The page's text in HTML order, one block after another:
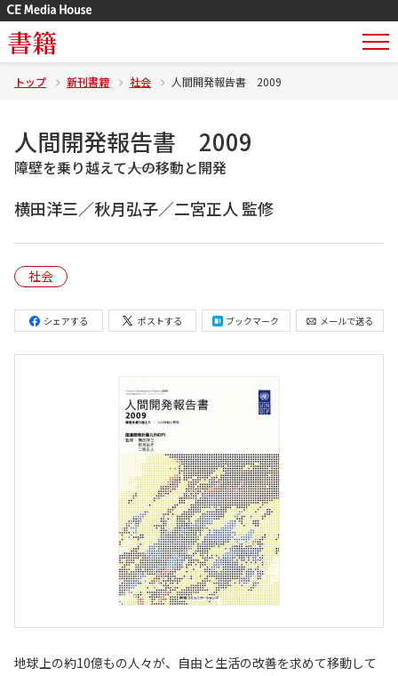
書籍
トップ 新刊書籍 社会 人間開発報告書 2009
人間開発報告書 2009
障壁を乗り越えて――人の移動と開発
横田洋三／秋月弘子／二宮正人 監修
社会
シェアする ポストする ブックマーク メールで送る
地球上の約10億もの人々が、自由と生活の改善を求めて移動して